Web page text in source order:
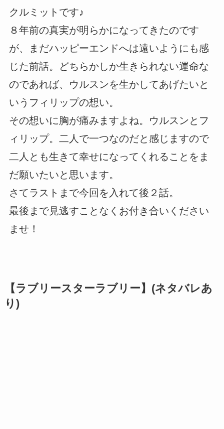
クルミットです♪
８年前の真実が明らかになってきたのです
が、まだハッピーエンドへは遠いようにも感
じた前話。どちらかしか生きられない運命な
のであれば、ウルスンを生かしてあげたいと
いうフィリップの想い。
その想いに胸が痛みますよね。ウルスンとフ
ィリップ。二人で一つなのだと感じますので
二人とも生きて幸せになってくれることをま
だ願いたいと思います。
さてラストまで今回を入れて後２話。
最後まで見逃すことなくお付き合いください
ませ！
【ラブリースターラブリー】(ネタバレあ
り)